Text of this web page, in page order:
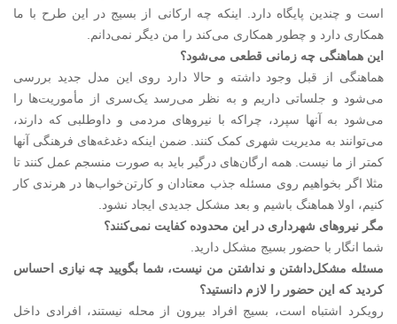
است و چندین پایگاه دارد. اینکه چه ارکانی از بسیج در این طرح با ما
همکاری دارد و چطور همکاری می‌کند را من دیگر نمی‌‌دانم.
‌این هماهنگی چه زمانی قطعی می‌شود؟
هماهنگی از قبل وجود داشته و حالا دارد روی این مدل جدید بررسی
می‌شود و جلساتی داریم و به نظر می‌رسد یک‌سری از مأموریت‌ها را
می‌شود به آنها سپرد، چراکه با نیروهای مردمی و داوطلبی که دارند،
می‌توانند به مدیریت شهری کمک کنند. ضمن اینکه دغدغه‌های فرهنگی آنها
کمتر از ما نیست. همه ارگان‌های درگیر باید به صورت منسجم عمل کنند تا
مثلا اگر بخواهیم روی مسئله جذب معتادان و کارتن‌خواب‌ها در هرندی کار
کنیم، اولا هماهنگ باشیم و بعد مشکل جدیدی ایجاد نشود.
‌مگر نیروهای شهرداری در این محدوده کفایت نمی‌‌کنند؟
شما انگار با حضور بسیج مشکل دارید.
‌مسئله مشکل‌داشتن و نداشتن من نیست، شما بگویید چه نیازی احساس
کردید که این حضور را لازم دانستید؟
رویکرد اشتباه است، بسیج افراد بیرون از محله نیستند، افرادی داخل